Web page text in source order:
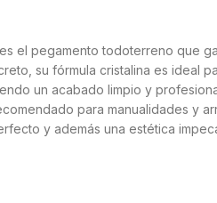
es el pegamento todoterreno que
su fórmula cristalina es ideal
un acabado limpio y
para manualidades y
y además una estética